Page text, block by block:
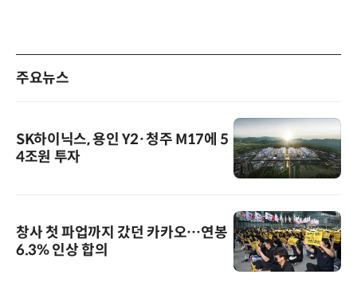
주요뉴스
SK하이닉스, 용인 Y2·청주 M17에 5
4조원 투자
창사 첫 파업까지 갔던 카카오…연봉
6.3% 인상 합의